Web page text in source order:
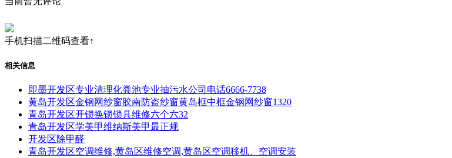
手机扫描二维码查看↑
相关信息
即墨开发区专业清理化粪池专业抽污水公司电话6666-7738
黄岛开发区金钢网纱窗胶南防盗纱窗黄岛框中框金钢网纱窗1320
青岛开发区开锁换锁锁具维修六个六32
青岛开发区学美甲维纳斯美甲最正规
开发区除甲醛
青岛开发区空调维修,黄岛区维修空调,黄岛区空调移机、空调安装